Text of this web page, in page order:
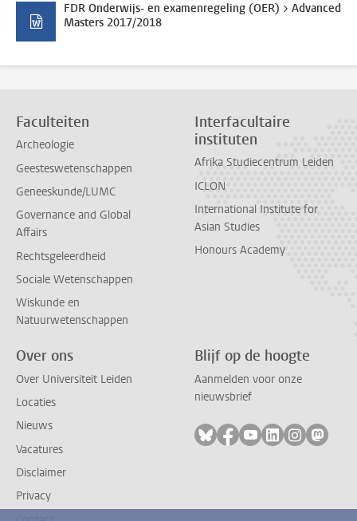
FDR Onderwijs- en examenregeling (OER) > Advanced
Masters 2017/2018
Faculteiten
Archeologie
Geesteswetenschappen
Geneeskunde/LUMC
Governance and Global
Affairs
Rechtsgeleerdheid
Sociale Wetenschappen
Wiskunde en
Natuurwetenschappen
Interfacultaire
instituten
Afrika Studiecentrum Leiden
ICLON
International Institute for
Asian Studies
Honours Academy
Over ons
Over Universiteit Leiden
Locaties
Nieuws
Vacatures
Disclaimer
Privacy
Blijf op de hoogte
Aanmelden voor onze
nieuwsbrief
Volg ons op bluesky
Volg ons op facebook
Volg ons op
Volg ons op
Volg ons
Volg